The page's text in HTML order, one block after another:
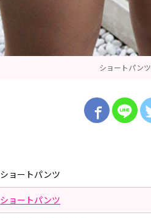
ショートパンツ
ショートパンツ
ショートパンツ